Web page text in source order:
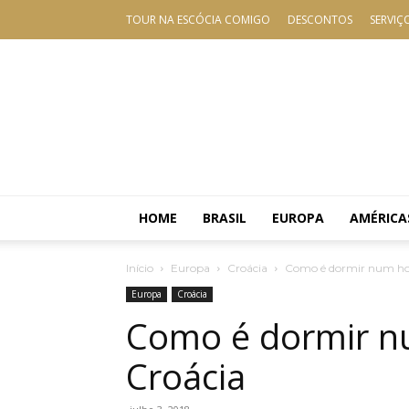
TOUR NA ESCÓCIA COMIGO DESCONTOS
HOME BRASIL EUROPA
Início Europa Croácia Como é dormir num
Europa Croácia
Como é dormir
Croácia